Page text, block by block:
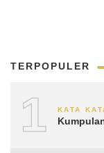
TERPOPULER
1 KATA